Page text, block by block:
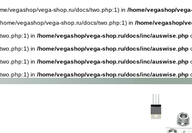
vegashop/vega-shop.ru/docs/two.php:1) in /home/vegashop/
vegashop/vega-shop.ru/docs/two.php:1) in /home/vegashop/
in /home/vegashop/vega-shop.ru/docs/inc/auswise.php
in /home/vegashop/vega-shop.ru/docs/inc/auswise.php
in /home/vegashop/vega-shop.ru/docs/inc/auswise.php
in /home/vegashop/vega-shop.ru/docs/inc/auswise.php